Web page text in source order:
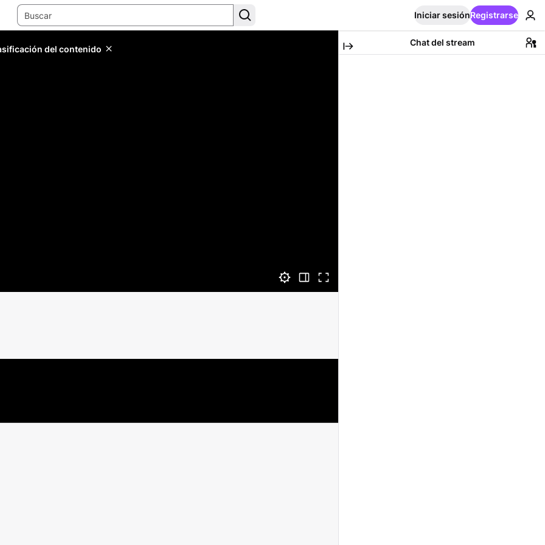
Iniciar sesiónRegistrarse
del contenido
Chat del stream